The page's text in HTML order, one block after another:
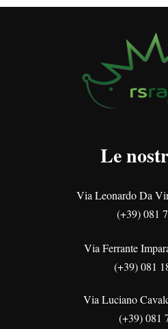
Le
Via Leonardo Da
(+39) 081
Via Ferrante
(+39) 081
Via Luciano
(+39) 081